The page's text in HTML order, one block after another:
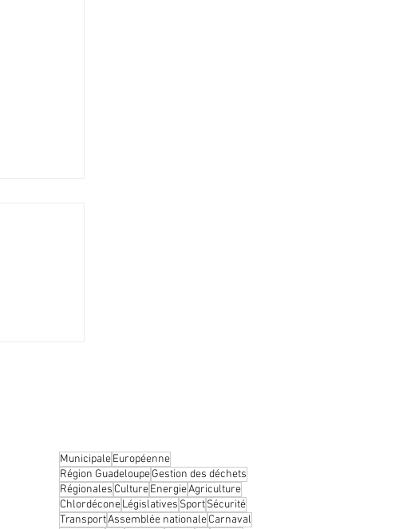
MunicipaleEuropéenne
Région GuadeloupeGestion des déchets
Régionales CultureEnergieAgriculture
ChlordéconeLégislatives SportSécurité
TransportAssemblée nationaleCarnaval